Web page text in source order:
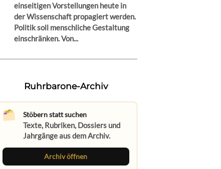
einseitigen Vorstellungen heute in
der Wissenschaft propagiert werden.
Politik soll menschliche Gestaltung
einschränken. Von...
Ruhrbarone-Archiv
Stöbern statt suchen
Texte, Rubriken, Dossiers und
Jahrgänge aus dem Archiv.
Archiv öffnen